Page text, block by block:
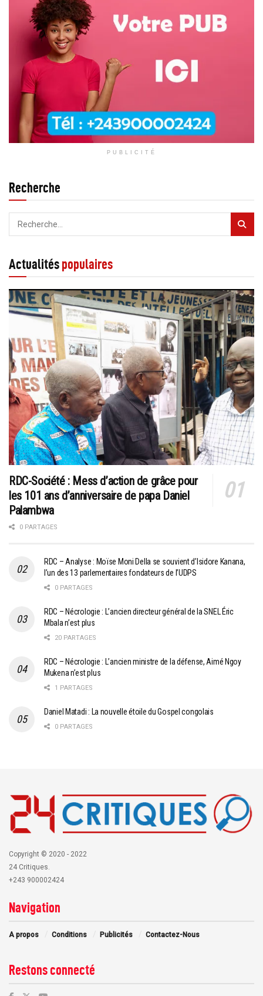
PUBLICITÉ
Recherche
Actualitéspopulaires
RDC-Société : Mess d’action de grâce pour
les 101 ans d’anniversaire de papa Daniel
Palambwa
0 PARTAGES
RDC – Analyse : Moïse Moni Della se souvient d’Isidore Kanana,
l’un des 13 parlementaires fondateurs de l’UDPS
0 PARTAGES
RDC – Nécrologie : L’ancien directeur général de la SNEL Éric
Mbala n’est plus
20 PARTAGES
RDC – Nécrologie : L’ancien ministre de la défense, Aimé Ngoy
Mukena n’est plus
1 PARTAGES
Daniel Matadi : La nouvelle étoile du Gospel congolais
0 PARTAGES
Copyright © 2020 - 2022
24 Critiques.
+243 900002424
Navigation
A propos Conditions Publicités Contactez-Nous
Restons connecté